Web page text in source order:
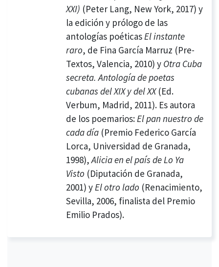
XXI) (Peter Lang, New York, 2017) y
la edición y prólogo de las
antologías poéticasEl instante
raro, de Fina García Marruz (Pre-
Textos, Valencia, 2010) y Otra Cuba
secreta. Antología de poetas
cubanas del XIX y del XX(Ed.
Verbum, Madrid, 2011). Es autora
de los poemarios:El pan nuestro de
cada día(Premio Federico García
Lorca, Universidad de Granada,
1998),Alicia en el país de Lo Ya
Visto (Diputación de Granada,
2001) yEl otro lado (Renacimiento,
Sevilla, 2006, finalista del Premio
Emilio Prados).